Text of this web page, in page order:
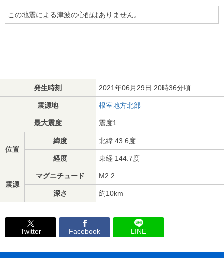
この地震による津波の心配はありません。
発生時刻 2021年06月29日 20時36分頃
震源地 根室地方北部
最大震度 震度1
位置
緯度 北緯 43.6度
経度 東経 144.7度
震源
マグニチュード M2.2
深さ 約10km
Twitter Facebook LINE